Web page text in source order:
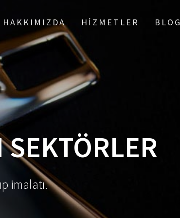
HAKKIMIZDA HIZMETLER BLOG
imalatı.